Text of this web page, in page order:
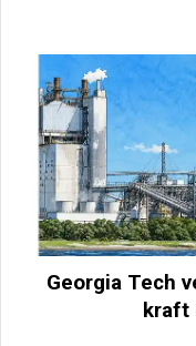
Georgia Tech
kraft